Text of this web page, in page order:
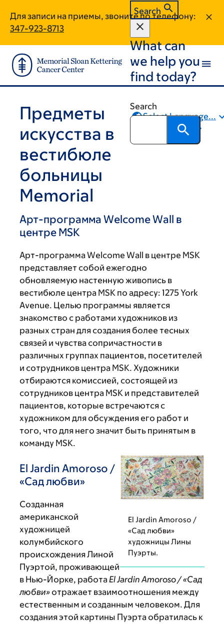
main
content
footer
Для записи на приемы, звоните по телефону:
347-923-8713
Search
What can
we help you
find today?
Search
Предметы
искусства в
вестибюле
больницы
Memorial
Select Language...
Поделиться
Арт-программа Welcome Wall в
центре MSK
Арт-программа Welcome Wall в центре MSK
представляет собой ежегодно
обновляемую настенную живопись в
вестибюле центра MSK по адресу: 1275 York
Avenue. Целью программы является
знакомство с работами художников из
разных стран для создания более тесных
связей и чувства сопричастности в
различных группах пациентов, посетителей
и сотрудников центра MSK. Художники
отбираются комиссией, состоящей из
сотрудников центра MSK и представителей
пациентов, которые встречаются с
художником для обсуждения его работ и
того, что для него значит быть принятым в
команду MSK.
El Jardin Amoroso /
«Сад любви»
художницы Лины
Пуэрты.
El Jardin Amoroso /
«Сад любви»
Созданная
американской
художницей
колумбийского
происхождения Линой
Пуэртой, проживающей
в Нью-Йорке, работаEl Jardin Amoroso / «Сад
любви»отражает взаимоотношения между
естественным и созданным человеком. Для
создания этой картины Пуэрта обратилась к